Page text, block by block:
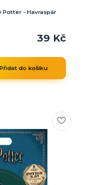
Potter - Havraspár
39 Kč
Přidat do košíku